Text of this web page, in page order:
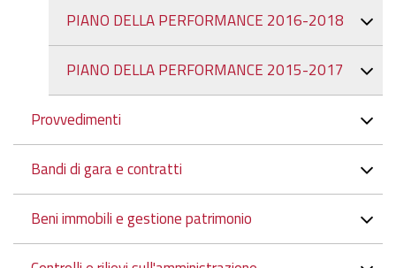
PIANO DELLA PERFORMANCE 2016-2018
PIANO DELLA PERFORMANCE 2015-2017
Provvedimenti
Bandi di gara e contratti
Beni immobili e gestione patrimonio